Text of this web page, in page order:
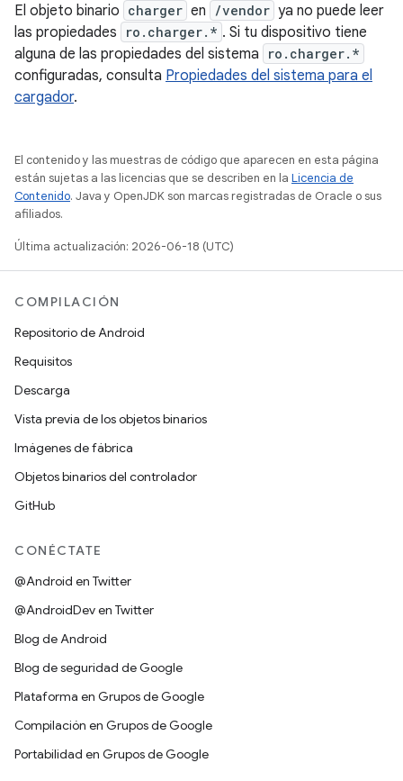
El objeto binario charger en /vendor ya no puede leer
las propiedades
ro.charger.* . Si tu dispositivo tiene
alguna de las propiedades del sistema
ro.charger.*
configuradas, consulta Propiedades del sistema para el
cargador.
El contenido y las muestras de código que aparecen en esta página
están sujetas a las licencias que se describen en la Licencia de
Contenido. Java y OpenJDK son marcas registradas de Oracle o sus
afiliados.
Última actualización: 2026-06-18 (UTC)
COMPILACIÓN
Repositorio de Android
Requisitos
Descarga
Vista previa de los objetos binarios
Imágenes de fábrica
Objetos binarios del controlador
GitHub
CONÉCTATE
@Android en Twitter
@AndroidDev en Twitter
Blog de Android
Blog de seguridad de Google
Plataforma en Grupos de Google
Compilación en Grupos de Google
Portabilidad en Grupos de Google